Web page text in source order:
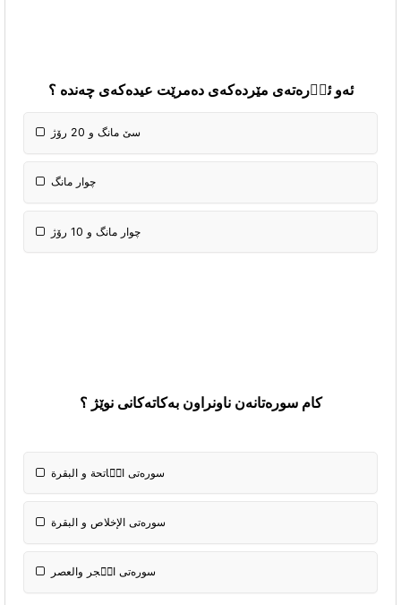
ئەو ئاٝرەتەی مێردەکەی دەمرێت عیدەکەی چەندە ؟
سێ مانگ و 20 رۆژ
چوار مانگ
چوار مانگ و 10 رۆژ
کام سورەتانەن ناونراون بەکاتەکانی نوێژ ؟
سوره‌تی الٝاتحة‌ و البقرة
سوره‌تی الإخلاص و البقرة
سوره‌تی الٝجر والعصر